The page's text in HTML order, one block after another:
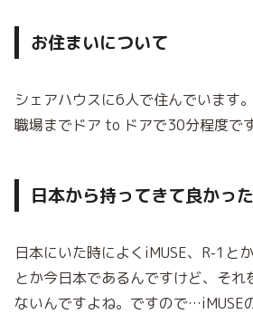
お住まいについて
シェアハウスに6人で住んでいます
職場までドア to ドアで30分程度です
日本から持ってきて良かっ
日本にいた時によくiMUSE、R-1と
とか今日本であるんですけど、そ
ないんですよね。ですので…iMUSE